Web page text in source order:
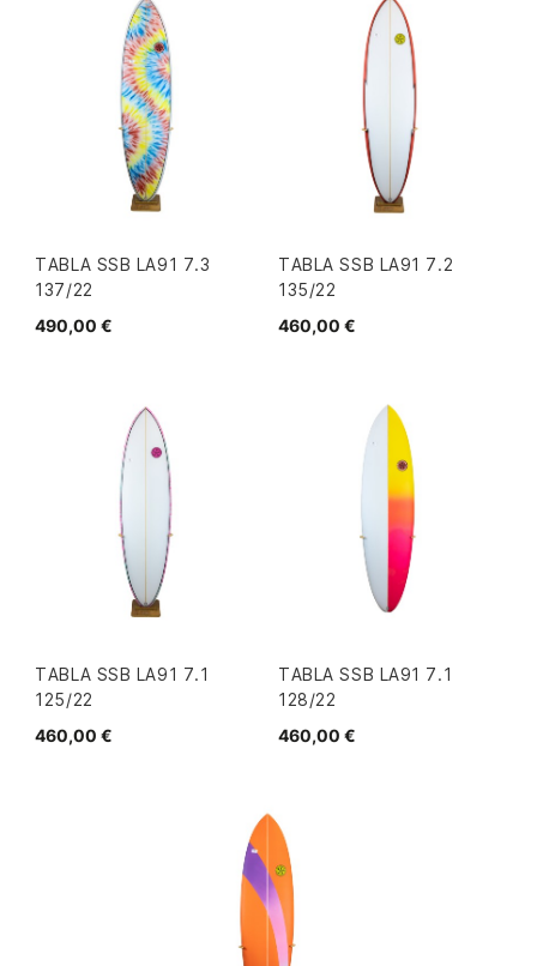
TABLA SSB LA91 7.3
137/22
490,00 €
TABLA SSB LA91 7.2
135/22
460,00 €
TABLA SSB LA91 7.1
125/22
460,00 €
TABLA SSB LA91 7.1
128/22
460,00 €